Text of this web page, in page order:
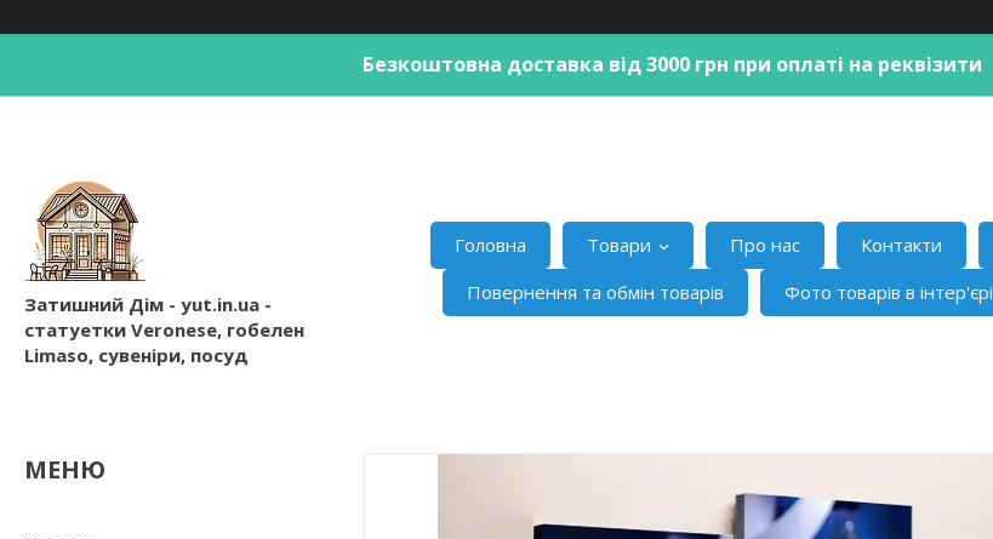
Безкоштовна доставка від 3000 грн при оплаті на реквізити
Затишний Дім - yut.in.ua -
статуетки Veronese, гобелен
Limaso, сувеніри, посуд
Головна Товари Про нас Контакти
Повернення та обмін товарів
Фото товарів в інтер'єрі